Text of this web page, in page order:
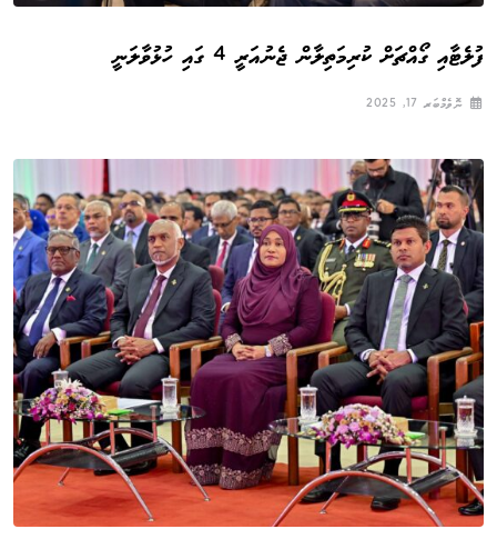
ފުލެޓާއި ގޯއްޗަށް ކުރިމަތިލާން ޖެނުއަރީ 4 ގައި ހުޅުވާލަނީ
ނޮވެމްބަރ 17, 2025